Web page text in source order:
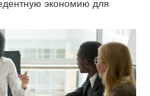
экономию для